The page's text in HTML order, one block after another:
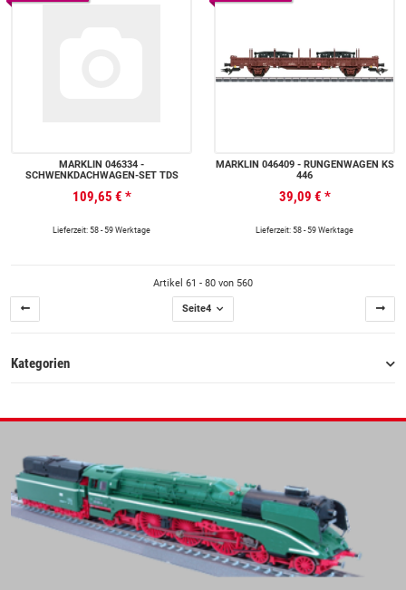
MÄRKLIN 046334 -
SCHWENKDACHWAGEN-SET TDS
109,65 € *
Lieferzeit: 58 - 59 Werktage
MÄRKLIN 046409 - RUNGENWAGEN KS
446
39,09 € *
Lieferzeit: 58 - 59 Werktage
Artikel 61 - 80 von 560
Seite4
Kategorien